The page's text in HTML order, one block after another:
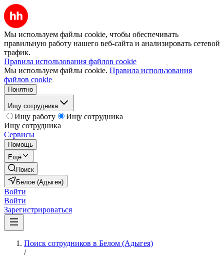
Мы используем файлы cookie, чтобы обеспечивать
правильную работу нашего веб-сайта и анализировать сетевой
трафик.
Правила использования файлов cookie
Мы используем файлы cookie. Правила использования
файлов cookie
Понятно
Ищу сотрудника
Ищу работу
Ищу сотрудника
Ищу сотрудника
Сервисы
Помощь
Ещё
Поиск
Белое (Адыгея)
Войти
Войти
Зарегистрироваться
Поиск сотрудников в Белом (Адыгея)
/